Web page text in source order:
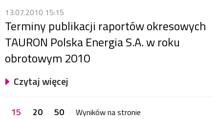
13.07.2010 15:15
Terminy publikacji raportów okresowych
TAURON Polska Energia S.A. w roku
obrotowym 2010
Czytaj więcej
15 20 50 Wyników na stronie